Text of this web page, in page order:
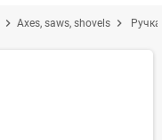
chevron_right Axes, saws, shovels chevron_right